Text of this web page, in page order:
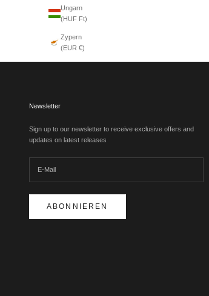
Ungarn
(HUF Ft)
Zypern
(EUR €)
Newsletter
Sign up to our newsletter to receive exclusive offers and
updates on latest releases
ABONNIEREN